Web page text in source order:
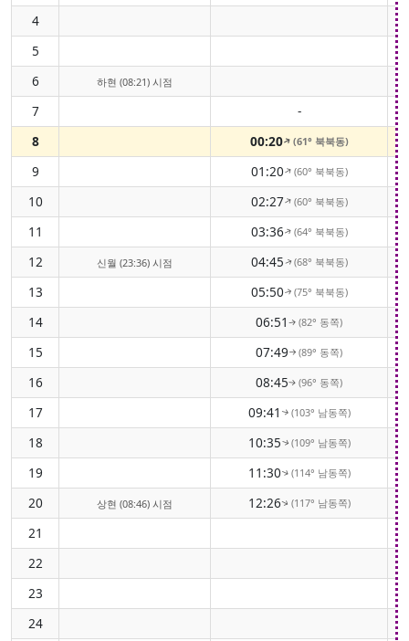
4
5
6
하현 (08:21) 시점
7
-
8
00:20↑(61° 북북동)
9 01:20↑(60° 북북동)
10 02:27↑(60° 북북동)
11 03:36↑(64° 북북동)
12 신월 (23:36) 시점 04:45↑(68° 북북동)
13 05:50↑(75° 북북동)
14 06:51 ↑(82° 동쪽)
15 07:49↑(89° 동쪽)
16 08:45↑(96° 동쪽)
17 09:41 ↑(103° 남동쪽)
18 10:35↑(109° 남동쪽)
19 11:30↑(114° 남동쪽)
20 상현 (08:46) 시점 12:26↑(117° 남동쪽)
21
22
23
24